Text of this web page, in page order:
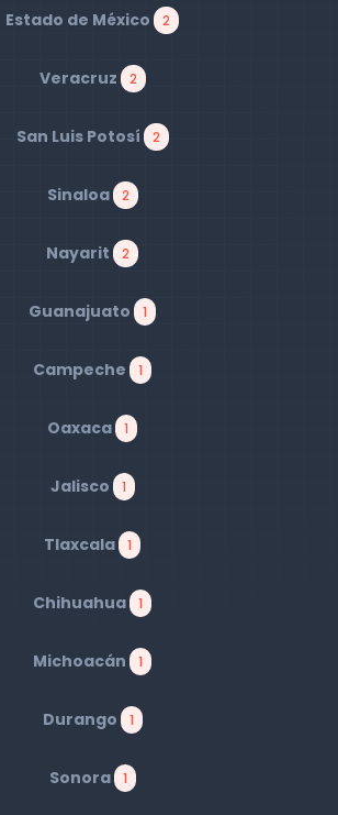
Estado de México 2
Veracruz 2
San Luis Potosí 2
Sinaloa 2
Nayarit 2
Guanajuato 1
Campeche 1
Oaxaca 1
Jalisco 1
Tlaxcala 1
Chihuahua 1
Michoacán 1
Durango 1
Sonora 1